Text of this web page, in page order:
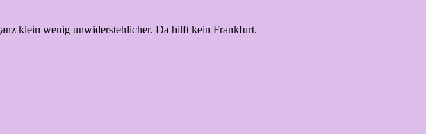
klein wenig unwiderstehlicher. Da hilft kein Frankfurt.